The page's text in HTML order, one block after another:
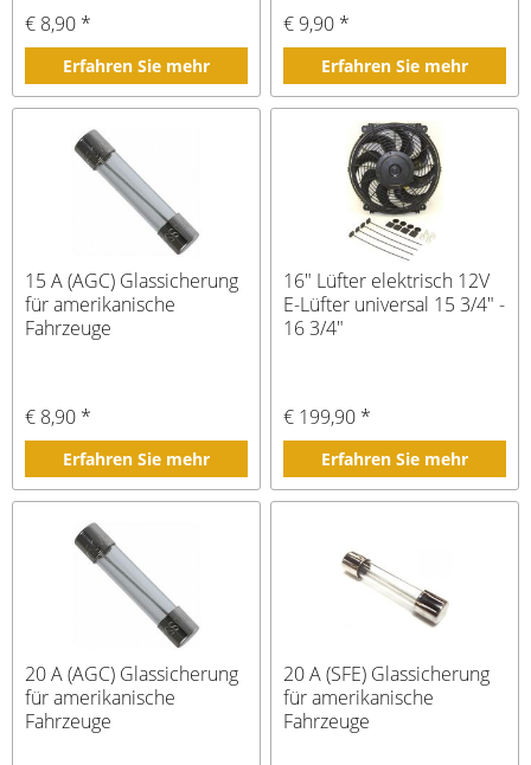
€ 8,90 *
Erfahren Sie mehr
€ 9,90 *
Erfahren Sie mehr
15 A (AGC) Glassicherung
für amerikanische
Fahrzeuge
€ 8,90 *
Erfahren Sie mehr
16" Lüfter elektrisch 12V
E-Lüfter universal 15 3/4" -
16 3/4"
€ 199,90 *
Erfahren Sie mehr
20 A (AGC) Glassicherung
für amerikanische
Fahrzeuge
20 A (SFE) Glassicherung
für amerikanische
Fahrzeuge